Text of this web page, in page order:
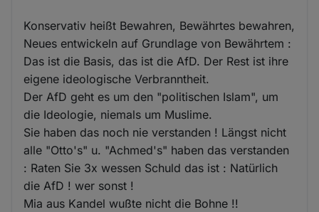
Konservativ heißt Bewahren, Bewährtes bewahren,
Neues entwickeln auf Grundlage von Bewährtem :
Das ist die Basis, das ist die AfD. Der Rest ist ihre
eigene ideologische Verbranntheit.
Der AfD geht es um den "politischen Islam", um
die Ideologie, niemals um Muslime.
Sie haben das noch nie verstanden ! Längst nicht
alle "Otto's" u. "Achmed's" haben das verstanden
: Raten Sie 3x wessen Schuld das ist : Natürlich
die AfD ! wer sonst !
Mia aus Kandel wußte nicht die Bohne !!